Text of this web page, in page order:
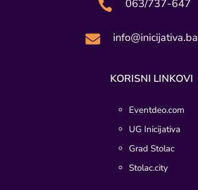
 063/737-647
 info@inicijativa.ba
KORISNI LINKOVI
Eventdeo.com
UG Inicijativa
Grad Stolac
Stolac.city